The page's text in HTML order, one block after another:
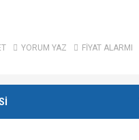
YORUM YAZ FİYAT ALARMI